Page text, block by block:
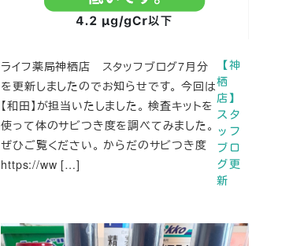
【神
栖
店】
スタ
ッフ
ブロ
グ更
新
ライフ薬局神栖店 スタッフブログ7月分
を更新しましたのでお知らせです。 今回は
【和田】が担当いたしました。 検査キットを
使って体のサビつき度を調べてみました。
ぜひご覧ください。 からだのサビつき度
https://ww […]